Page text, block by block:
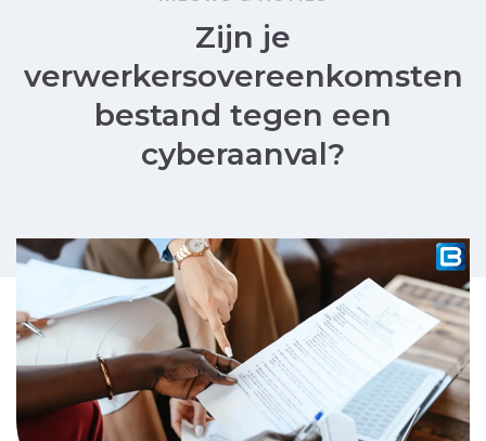
Zijn je
verwerkersovereenkomsten
bestand tegen een
cyberaanval?